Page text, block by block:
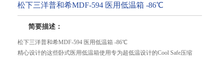
松下三洋普和希MDF-594 医用低温箱 -86℃
简要描述：
松下三洋普和希MDF-594 医用低温箱 -86℃
精心设计的这些卧式医用低温箱使用专为超低温设计的Cool Safe压缩